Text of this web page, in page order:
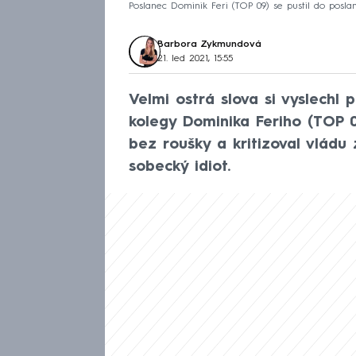
Poslanec Dominik Feri (TOP 09) se pustil do
Barbora Zykmundová
21. led 2021, 15:55
Velmi ostrá slova si vyslechl
kolegy Dominika Feriho
bez roušky a kritizoval
sobecký idiot.